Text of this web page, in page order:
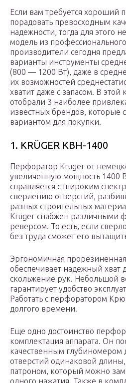
Если вам требуется хороший
порадовать превосходным
надежности, тогда для этого
модель из
производители сегодня
варианты инструменты
(800 — 1200 Вт), даже в
их возможностей
хватит даже с запасом. В этой
отобрали 3 наиболее
известных брендов, которые
вариантом для покупки.
1. KRÜGER KBH-1400
Перфоратор Kruger от
увеличенную мощность 1400
справляется с широким
сверлению отверстий,
разных строительных
Kruger снабжен различными
реверсом. То есть, если
без труда сможет его
Эргономичная
обеспечивает надежный хват
скольжение рук. Небольшой
гарантирует удобство
Работать с перфоратором
долгого времени.
Еще одно достоинство
комплектация аппарата. Он
качественным глубиномером
отверстий одинаковой
патроном, который можно
одного нажатия. Также в